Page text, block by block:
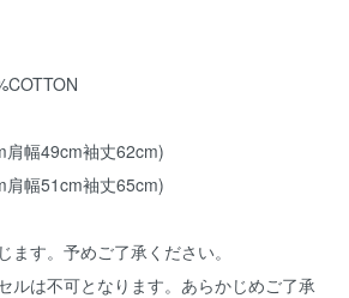
幅49cm袖丈62cm)
幅51cm袖丈65cm)
ます。予めご了承ください。
ルは不可となります。あらかじめご了承